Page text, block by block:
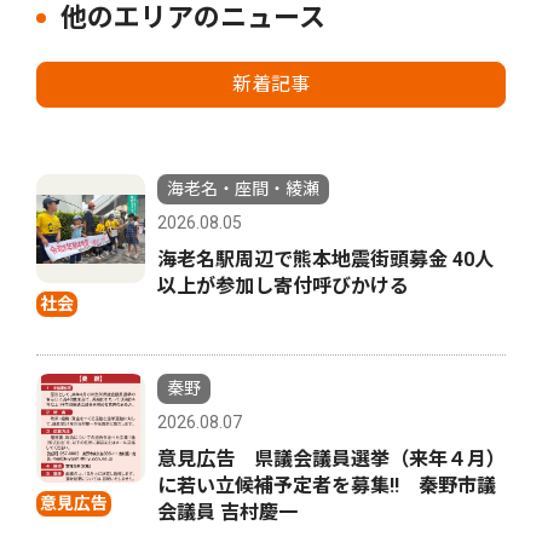
他のエリアのニュース
新着記事
社会
海老名・座間・綾瀬
2026.08.05
海老名駅周辺で熊本地震街頭募金 40人
以上が参加し寄付呼びかける
意見広告
秦野
2026.08.07
意見広告 県議会議員選挙（来年４月）
に若い立候補予定者を募集‼ 秦野市議
会議員 吉村慶一